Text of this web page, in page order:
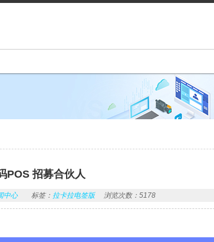
POS 招募合伙人
中心 标签： 拉卡拉电签版 浏览次数：5178